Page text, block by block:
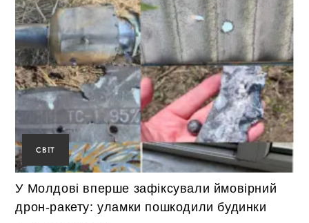
СВІТ
У Молдові вперше зафіксували ймовірний
дрон-ракету: уламки пошкодили будинки